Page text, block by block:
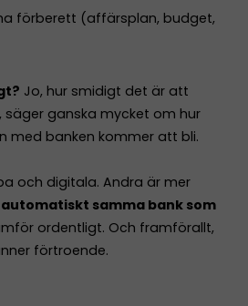
förberett (affärsplan, budget,
Jo, hur smidigt det är att
ganska mycket om hur
med banken kommer att bli.
och digitala. Andra är mer
samma bank som
ordentligt. Och framförallt,
förtroende.